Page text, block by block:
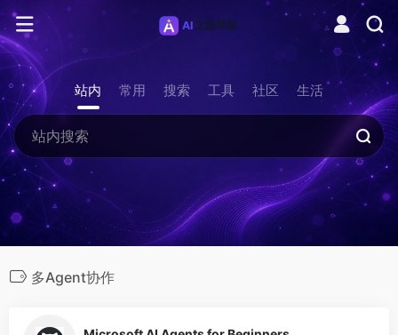
站内 常用 搜索 工具 社区 生活
多Agent协作